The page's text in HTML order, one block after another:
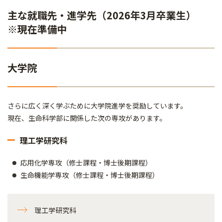
主な就職先・進学先（2026年3月卒業生）
※現在準備中
大学院
さらに広く深く学ぶために大学院進学を奨励しています。
現在、生命科学部に関係した次の専攻があります。
理工学研究科
応用化学専攻（修士課程・博士後期課程）
生命機能学専攻（修士課程・博士後期課程）
理工学研究科